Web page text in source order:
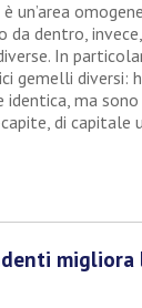
un’area
da dentro,
In
gemelli diversi:
ma
di capitale